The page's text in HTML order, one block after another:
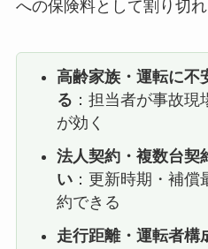
への保険料として割り切れ
高齢家族・運転に不
る ：担当者が事故
が効く
法人契約・複数台契
い：更新時期・補償
約できる
走行距離・運転者構